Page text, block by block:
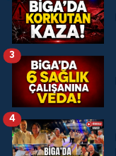
3
4